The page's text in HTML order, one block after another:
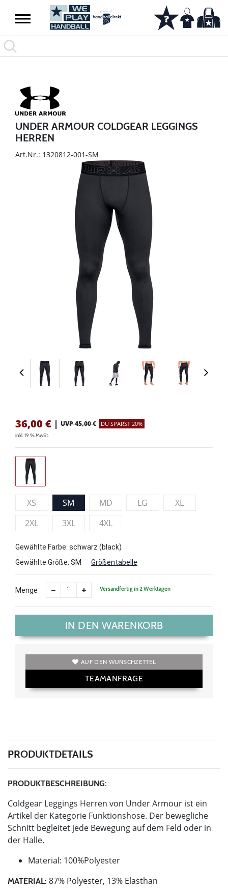
UNDER ARMOUR COLDGEAR LEGGINGS
HERREN
Art.Nr.: 1320812-001-SM
36,00 € | UVP 45,00 € DU SPARST 20%
inkl. 19 % MwSt.
XS SM MD LG
XL
2XL
3XL 4XL
Gewählte Farbe: schwarz (black)
Gewählte Größe: SM Größentabelle
Menge Versandfertig in 2 Werktagen
IN DEN WARENKORB
AUF DEN WUNSCHZETTEL
TEAMANFRAGE
PRODUKTDETAILS
PRODUKTBESCHREIBUNG:
Coldgear Leggings Herren von Under Armour ist ein
Artikel der Kategorie Funktionshose. Der bewegliche
Schnitt begleitet jede Bewegung auf dem Feld oder in
der Halle.
Material: 100%Polyester
MATERIAL: 87% Polyester, 13% Elasthan